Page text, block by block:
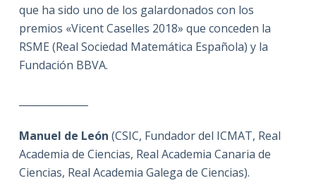
que ha sido uno de los galardonados con los
premios «Vicent Caselles 2018» que conceden la
RSME (Real Sociedad Matemática Española) y la
Fundación BBVA.
Manuel de León (CSIC, Fundador del ICMAT, Real
Academia de Ciencias, Real Academia Canaria de
Ciencias, Real Academia Galega de Ciencias).